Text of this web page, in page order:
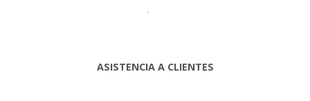
.
ASISTENCIA A CLIENTES